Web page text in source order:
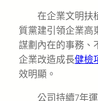
在企業文明扶
質黨建引領企業高
謀劃內在的事務、
企業改造成長健檢
效明顯。
公司持續7年